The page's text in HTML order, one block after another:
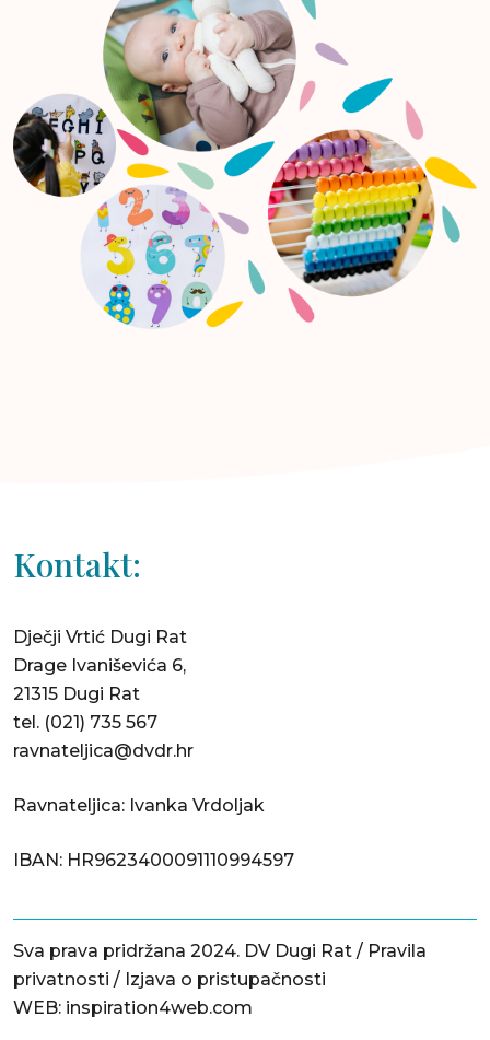
Kontakt:
Dječji Vrtić Dugi Rat
Drage Ivaniševića 6,
21315 Dugi Rat
tel. (021) 735 567
ravnateljica@dvdr.hr
Ravnateljica: Ivanka Vrdoljak
IBAN: HR9623400091110994597
Sva prava pridržana 2024. DV Dugi Rat / Pravila
privatnosti / Izjava o pristupačnosti
WEB: inspiration4web.com